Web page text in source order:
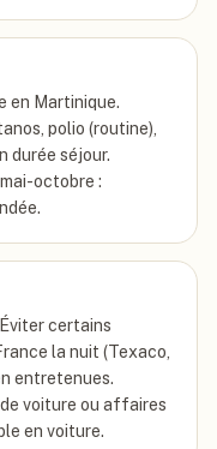
en Martinique.
polio (routine),
durée séjour.
octobre :
certains
la nuit (Texaco,
entretenues.
voiture ou affaires
en voiture.